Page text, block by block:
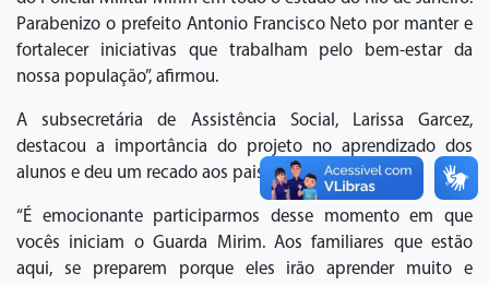
Parabenizo o prefeito Antonio Francisco Neto por manter e
fortalecer iniciativas que trabalham pelo bem-estar da
nossa população”, afirmou.
A subsecretária de Assistência Social, Larissa Garcez,
destacou a importância do projeto no aprendizado dos
alunos e deu um recado aos pais e responsáveis.
“É emocionante participarmos desse momento em que
vocês iniciam o Guarda Mirim. Aos familiares que estão
aqui, se preparem porque eles irão aprender muito e